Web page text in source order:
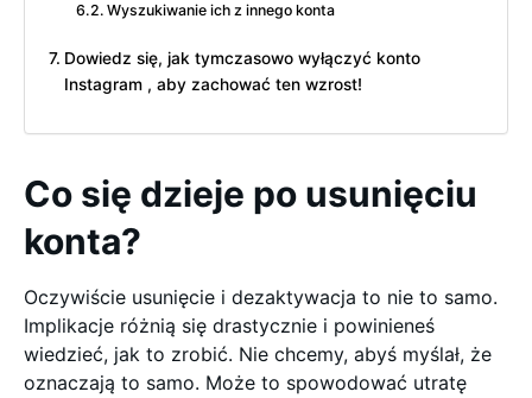
Wyszukiwanie ich z innego konta
Dowiedz się, jak tymczasowo wyłączyć konto
Instagram , aby zachować ten wzrost!
Co się dzieje po usunięciu
konta?
Oczywiście usunięcie i dezaktywacja to nie to samo.
Implikacje różnią się drastycznie i powinieneś
wiedzieć, jak to zrobić. Nie chcemy, abyś myślał, że
oznaczają to samo. Może to spowodować utratę